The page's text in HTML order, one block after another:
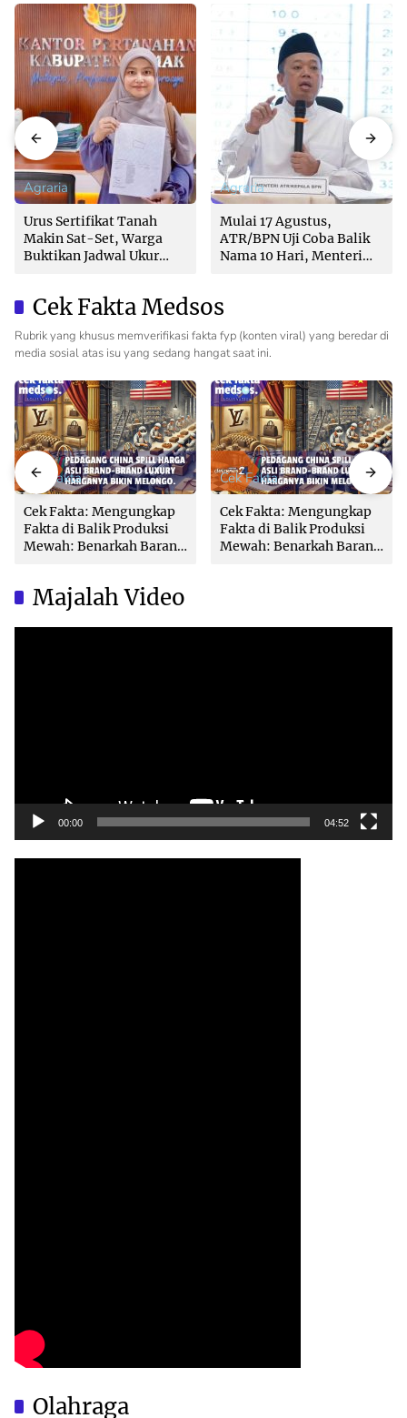
Agraria
Urus Sertifikat Tanah
Makin Sat-Set, Warga
Buktikan Jadwal Ukur
Agraria
Mulai 17 Agustus,
ATR/BPN Uji Coba Balik
Nama 10 Hari, Menteri
Cek Fakta Medsos
Rubrik yang khusus memverifikasi fakta fyp (konten viral) yang beredar di
media sosial atas isu yang sedang hangat saat ini.
Cek Fakta
Cek Fakta: Mengungkap
Fakta di Balik Produksi
Mewah: Benarkah Barang
Cek Fakta
Cek Fakta: Mengungkap
Fakta di Balik Produksi
Mewah: Benarkah Barang
Majalah Video
00:00 04:52
Olahraga